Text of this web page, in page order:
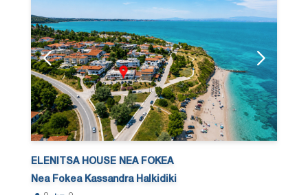
ELENITSA HOUSE NEA FOKEA
Nea Fokea Kassandra Halkidiki